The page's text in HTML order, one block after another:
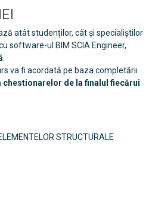
atât studenților, cât și specialiștilor
software-ul BIM SCIA Engineer,
va fi acordată pe baza completării
chestionarelor de la finalul fiecărui
STRUCTURALE